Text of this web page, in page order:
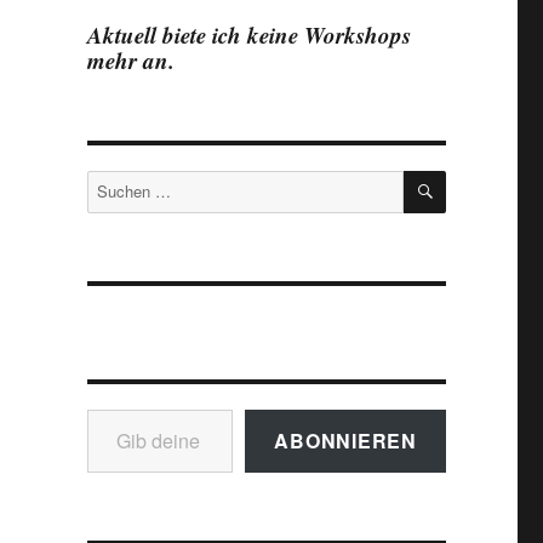
Aktuell biete ich keine Workshops
mehr an.
Suchen
nach:
SUCHEN
Gib deine E-Mail-Adresse ein ...
ABONNIEREN